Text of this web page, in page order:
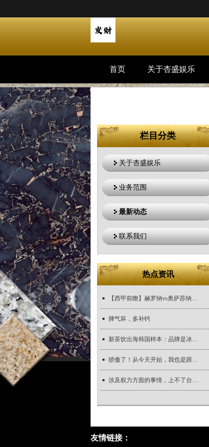
首页 关于杏盛娱乐
栏目分类
关于杏盛娱乐
业务范围
最新动态
联系我们
热点资讯
【西甲前瞻】赫罗纳vs奥萨苏纳+拉斯帕尔马斯vs皇马！
脾气坏，多补钙
新茶饮出海韩国样本：品牌是冰山一角，供应链是关键丨咖啡茶饮“龙门阵”
骄傲了！从今天开始，我也是跟无忧传媒雷彬艺一起跳过舞的男人了！！！
涉及权力方面的事情，上不了台面，不能公开说，只能靠悟！
友情链接：